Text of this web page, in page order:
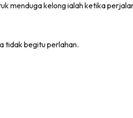
menduga kelong ialah ketika
tidak begitu perlahan.